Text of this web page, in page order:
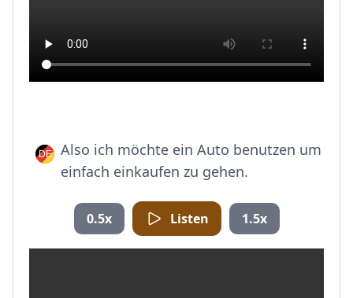
Also ich möchte ein Auto benutzen um
einfach einkaufen zu gehen.
0.5x Listen 1.5x